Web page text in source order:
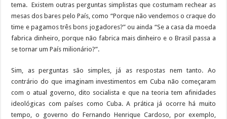
k
s
t
n
p
m
e
r
tema. Existem outras perguntas simplistas que costumam rechear as
mesas dos bares pelo País, como “Porque não vendemos o craque do
time e pagamos três bons jogadores?” ou ainda “Se a casa da moeda
fabrica dinheiro, porque não fabrica mais dinheiro e o Brasil passa a
se tornar um País milionário?”.
Sim, as perguntas são simples, já as respostas nem tanto. Ao
contrário do que imaginam investimentos em Cuba não começaram
com o atual governo, dito socialista e que na teoria tem afinidades
ideológicas com países como Cuba. A prática já ocorre há muito
tempo, o governo do Fernando Henrique Cardoso, por exemplo,